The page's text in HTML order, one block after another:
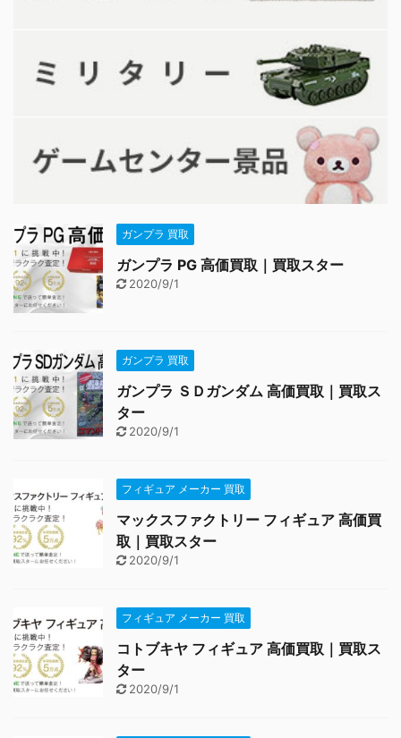
ガンプラ 買取
ガンプラ PG 高価買取｜買取スター
2020/9/1
ガンプラ 買取
ガンプラ ＳＤガンダム 高価買取｜買取ス
ター
2020/9/1
フィギュア メーカー 買取
マックスファクトリー フィギュア 高価買
取｜買取スター
2020/9/1
フィギュア メーカー 買取
コトブキヤ フィギュア 高価買取｜買取ス
ター
2020/9/1